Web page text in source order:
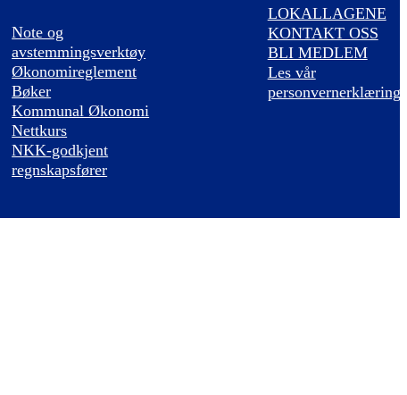
Note og
avstemmingsverktøy
Økonomireglement
Bøker
Kommunal Økonomi
Nettkurs
NKK-godkjent
regnskapsfører
LOKALLAGENE
KONTAKT OSS
BLI MEDLEM
Les vår
personvernerklæring